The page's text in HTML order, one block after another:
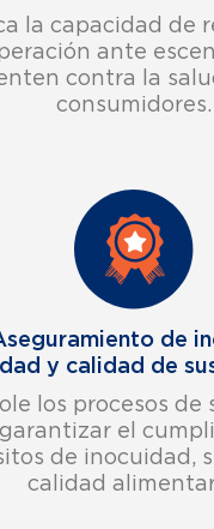
la capacidad de
ante
contra la
consumidores.
de
y calidad de
los procesos de
el
de inocuidad,
calidad